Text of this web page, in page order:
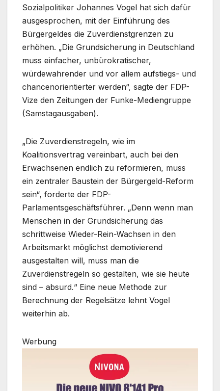
Sozialpolitiker Johannes Vogel hat sich dafür
ausgesprochen, mit der Einführung des
Bürgergeldes die Zuverdienstgrenzen zu
erhöhen. „Die Grundsicherung in Deutschland
muss einfacher, unbürokratischer,
würdewahrender und vor allem aufstiegs- und
chancenorientierter werden“, sagte der FDP-
Vize den Zeitungen der Funke-Mediengruppe
(Samstagausgaben).
„Die Zuverdienstregeln, wie im
Koalitionsvertrag vereinbart, auch bei den
Erwachsenen endlich zu reformieren, muss
ein zentraler Baustein der Bürgergeld-Reform
sein“, forderte der FDP-
Parlamentsgeschäftsführer. „Denn wenn man
Menschen in der Grundsicherung das
schrittweise Wieder-Rein-Wachsen in den
Arbeitsmarkt möglichst demotivierend
ausgestalten will, muss man die
Zuverdienstregeln so gestalten, wie sie heute
sind – absurd.“ Eine neue Methode zur
Berechnung der Regelsätze lehnt Vogel
weiterhin ab.
Werbung